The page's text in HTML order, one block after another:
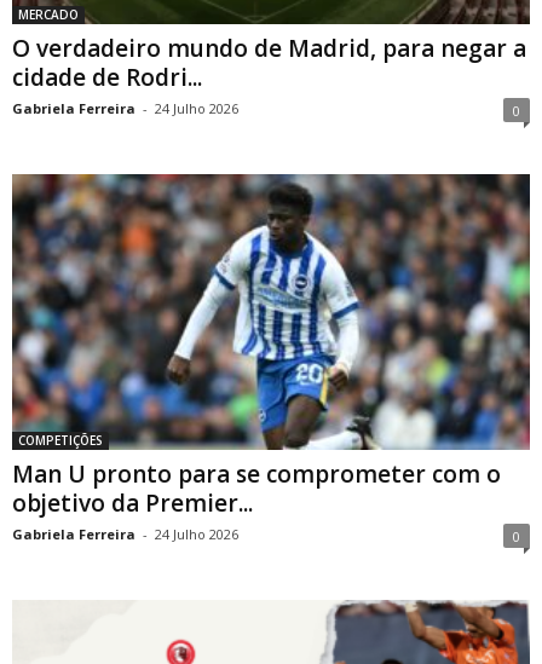
MERCADO
O verdadeiro mundo de Madrid, para negar a
cidade de Rodri...
Gabriela Ferreira - 24 Julho 2026 0
COMPETIÇÕES
Man U pronto para se comprometer com o
objetivo da Premier...
Gabriela Ferreira - 24 Julho 2026 0